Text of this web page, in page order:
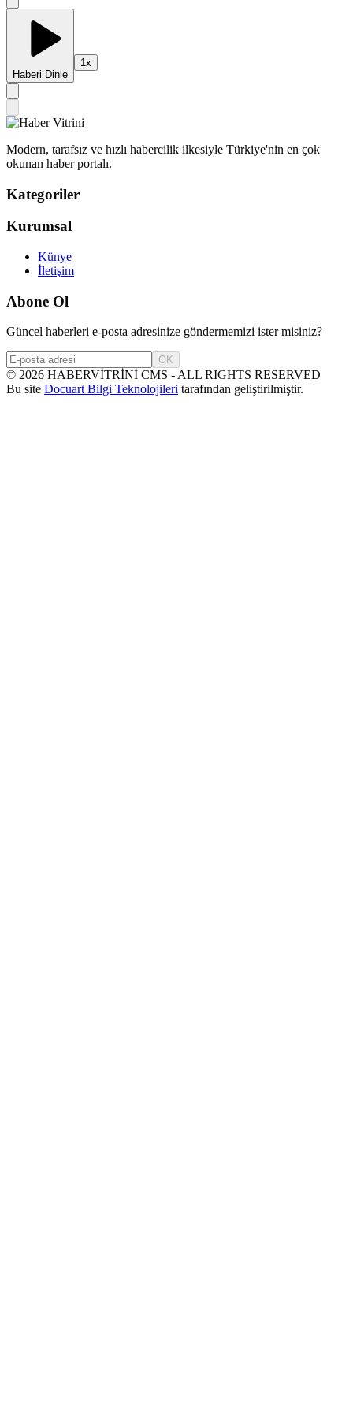
Haberi Dinle
1 x
Modern, tarafsız ve hızlı habercilik ilkesiyle Türkiye'nin en çok
okunan haber portalı.
Kategoriler
Kurumsal
Künye
İletişim
Abone Ol
Güncel haberleri e-posta adresinize göndermemizi ister misiniz?
OK
© 2026 HABERVİTRİNİ CMS - ALL RIGHTS RESERVED
Bu site Docuart Bilgi Teknolojileri tarafından geliştirilmiştir.